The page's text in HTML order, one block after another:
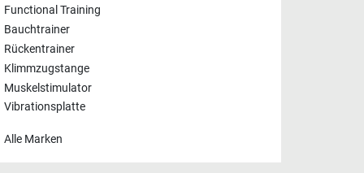
Functional Training
Bauchtrainer
Rückentrainer
Klimmzugstange
Muskelstimulator
Vibrationsplatte
Alle Marken